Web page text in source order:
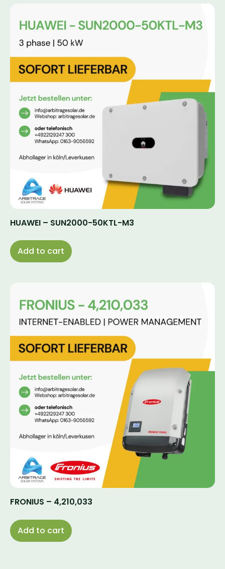
HUAWEI – SUN2000-50KTL-M3
Add to cart
FRONIUS – 4,210,033
Add to cart